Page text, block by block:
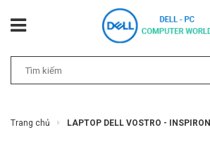
Trang chủ LAPTOP DELL VOSTRO - INSPIRON